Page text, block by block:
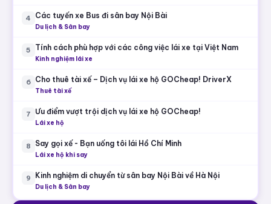
4 Các tuyến xe Bus đi sân bay Nội Bài
Du lịch & Sân bay
5 Tính cách phù hợp với các công việc lái xe tại Việt Nam
Kinh nghiệm lái xe
6 Cho thuê tài xế – Dịch vụ lái xe hộ GOCheap! DriverX
Thuê tài xế
7 Ưu điểm vượt trội dịch vụ lái xe hộ GOCheap!
Lái xe hộ
8 Say gọi xế - Bạn uống tôi lái Hồ Chí Minh
Lái xe hộ khi say
9 Kinh nghiệm di chuyển từ sân bay Nội Bài về Hà Nội
Du lịch & Sân bay